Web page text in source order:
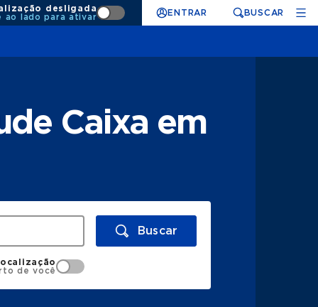
desligada
ao lado para ativar
ENTRAR BUSCAR
Caixa em
Buscar
de você